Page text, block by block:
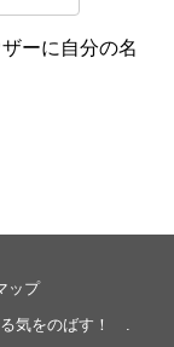
ーに自分の名
ップ
気をのばす！ .